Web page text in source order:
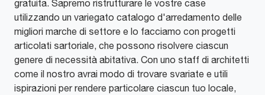
gratuita. Sapremo ristrutturare le vostre case
utilizzando un variegato catalogo d'arredamento delle
migliori marche di settore e lo facciamo con progetti
articolati sartoriale, che possono risolvere ciascun
genere di necessità abitativa. Con uno staff di architetti
come il nostro avrai modo di trovare svariate e utili
ispirazioni per rendere particolare ciascun tuo locale,